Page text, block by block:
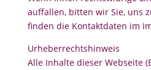
auffallen, bitten wir Sie, uns
finden die Kontaktdaten im
Urheberrechtshinweis
Alle Inhalte dieser Webseite